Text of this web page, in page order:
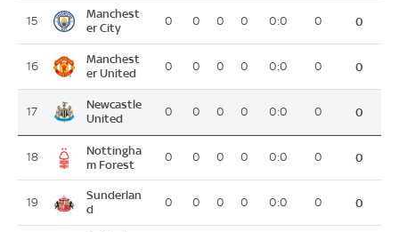
15
Manchest
er City
0 0 0 0 0:0 0 0
16
Manchest
er United
0 0 0 0 0:0 0 0
17
Newcastle
United
0 0 0 0 0:0 0 0
18
Nottingha
m Forest
0 0 0 0 0:0 0 0
19
Sunderlan
d
0 0 0 0 0:0 0 0